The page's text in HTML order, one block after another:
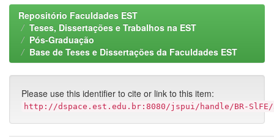
Repositório Faculdades EST
Teses, Dissertações e Trabalhos na EST
Pós-Graduação
Base de Teses e Dissertações da Faculdades EST
Please use this identifier to cite or link to this item:
http://dspace.est.edu.br:8080/jspui/handle/BR-SlFE/